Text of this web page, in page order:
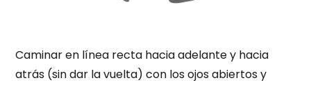
Caminar en línea recta hacia adelante y hacia
atrás (sin dar la vuelta) con los ojos abiertos y